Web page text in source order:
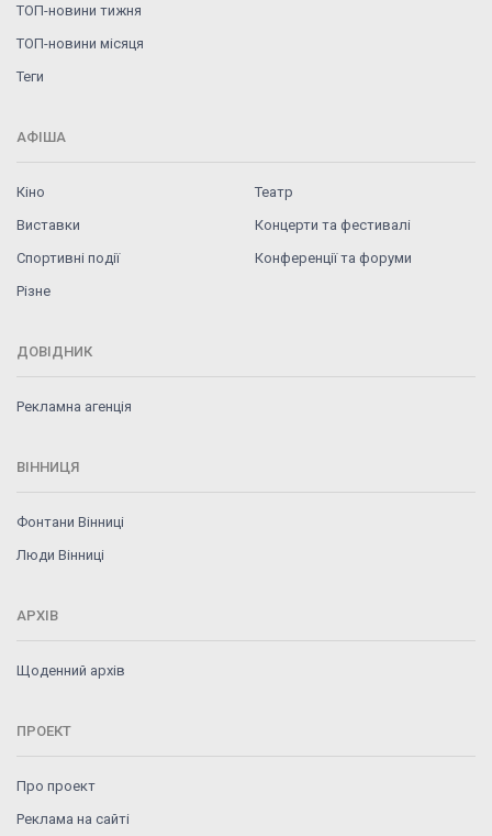
ТОП-новини тижня
ТОП-новини місяця
Теги
АФІША
Кіно
Театр
Виставки
Концерти та фестивалі
Спортивні події
Конференції та форуми
Різне
ДОВІДНИК
Рекламна агенція
ВІННИЦЯ
Фонтани Вінниці
Люди Вінниці
АРХІВ
Щоденний архів
ПРОЕКТ
Про проект
Реклама на сайті